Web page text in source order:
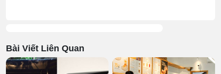
Bài Viết Liên Quan